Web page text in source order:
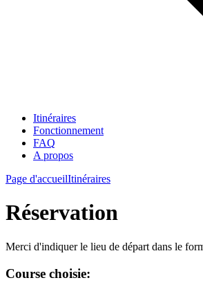
Itinéraires
Fonctionnement
FAQ
A propos
Page d'accueilItinéraires
Réservation
Merci d'indiquer le lieu de départ dans le
Course choisie: